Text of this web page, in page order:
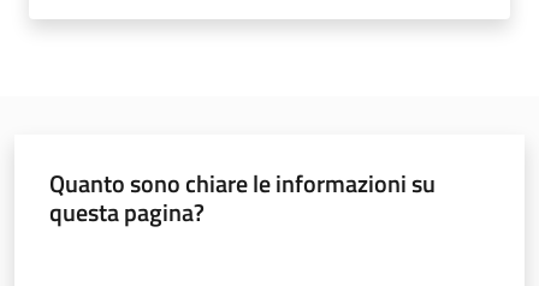
Quanto sono chiare le informazioni su
questa pagina?